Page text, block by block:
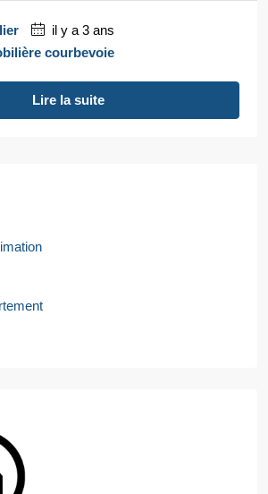
il y a 3 ans
courbevoie
Lire la suite